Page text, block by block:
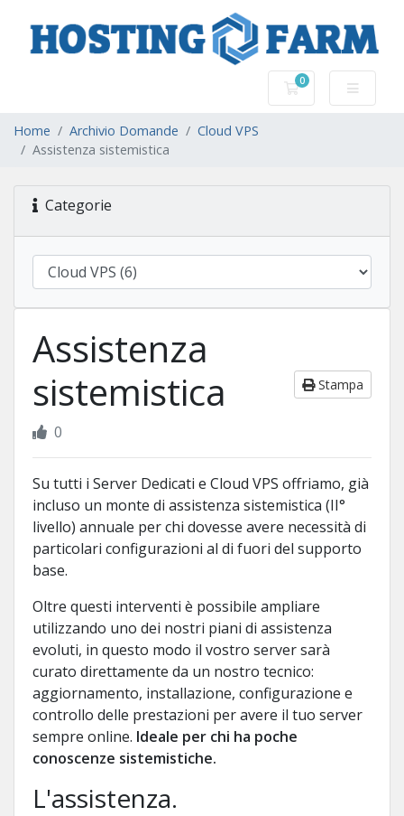
0
Carrello
Home Archivio Domande
Cloud VPS
Assistenza sistemistica
Categorie
Assistenza
sistemistica
Stampa
0
Su tutti i Server Dedicati e Cloud VPS offriamo, già
incluso un monte di assistenza sistemistica (II°
livello) annuale per chi dovesse avere necessità di
particolari configurazioni al di fuori del supporto
base.
Oltre questi interventi è possibile ampliare
utilizzando uno dei nostri piani di assistenza
evoluti, in questo modo il vostro server sarà
curato direttamente da un nostro tecnico:
aggiornamento, installazione, configurazione e
controllo delle prestazioni per avere il tuo server
sempre online. Ideale per chi ha poche
conoscenze sistemistiche.
L'assistenza.